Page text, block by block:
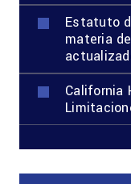
Estatuto
materia
California